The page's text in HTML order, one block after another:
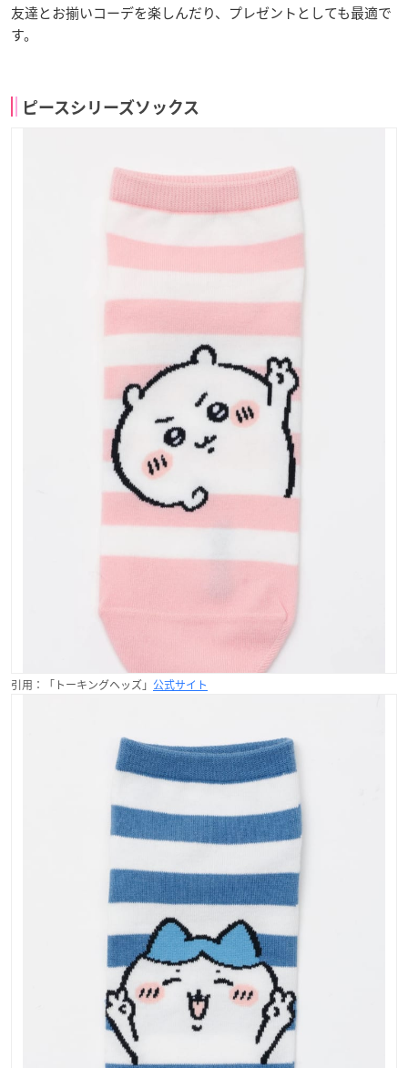
友達とお揃いコーデを楽しんだり、プレゼントとしても最適で
す。
ピースシリーズソックス
引用：「トーキングヘッズ」 公式サイト